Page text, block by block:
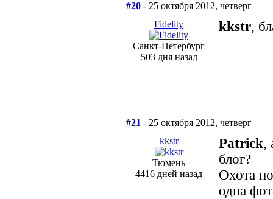
#20 - 25 октября 2012, четверг
Fidelity
Санкт-Петербург
503 дня назад
kkstr,
#21 - 25 октября 2012, четверг
kkstr
Тюмень
4416 дней назад
Patrick,
блог?
Охота
одна